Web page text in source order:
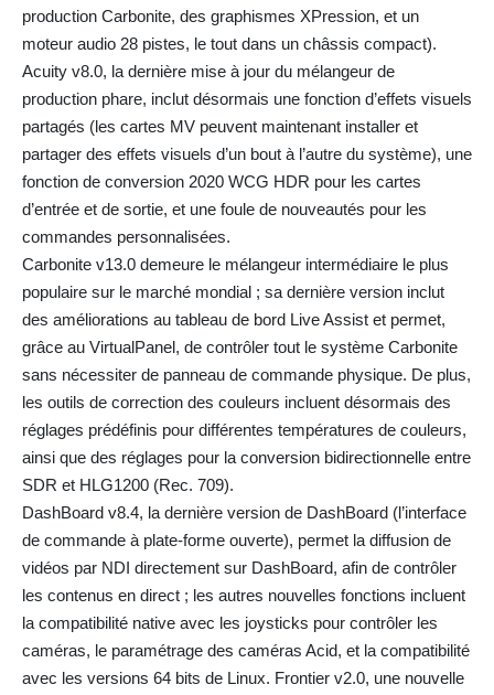
production Carbonite, des graphismes XPression, et un
moteur audio 28 pistes, le tout dans un châssis compact).
Acuity v8.0, la dernière mise à jour du mélangeur de
production phare, inclut désormais une fonction d’effets visuels
partagés (les cartes MV peuvent maintenant installer et
partager des effets visuels d’un bout à l’autre du système), une
fonction de conversion 2020 WCG HDR pour les cartes
d’entrée et de sortie, et une foule de nouveautés pour les
commandes personnalisées.
Carbonite v13.0 demeure le mélangeur intermédiaire le plus
populaire sur le marché mondial ; sa dernière version inclut
des améliorations au tableau de bord Live Assist et permet,
grâce au VirtualPanel, de contrôler tout le système Carbonite
sans nécessiter de panneau de commande physique. De plus,
les outils de correction des couleurs incluent désormais des
réglages prédéfinis pour différentes températures de couleurs,
ainsi que des réglages pour la conversion bidirectionnelle entre
SDR et HLG1200 (Rec. 709).
DashBoard v8.4, la dernière version de DashBoard (l’interface
de commande à plate-forme ouverte), permet la diffusion de
vidéos par NDI directement sur DashBoard, afin de contrôler
les contenus en direct ; les autres nouvelles fonctions incluent
la compatibilité native avec les joysticks pour contrôler les
caméras, le paramétrage des caméras Acid, et la compatibilité
avec les versions 64 bits de Linux. Frontier v2.0, une nouvelle